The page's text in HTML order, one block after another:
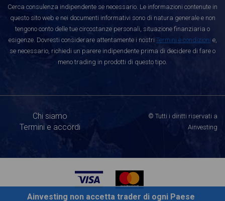
Cerca consulenza indipendente se necessario. Le informazioni contenute in
questo sito web e nei documenti informativi sono di natura generale e non
tengono conto delle tue circostanze personali, situazione finanziaria o
esigenze. Dovresti considerare attentamente i nostri Termini e condizioni e,
se necessario, richiedi un parere indipendente prima di decidere di fare o
meno trading in prodotti di questo tipo.
Chi siamo
Termini e accordi
© Tutti i diritti riservati a
Ainvesting
Ainvesting non accetta trader di ogni Paese